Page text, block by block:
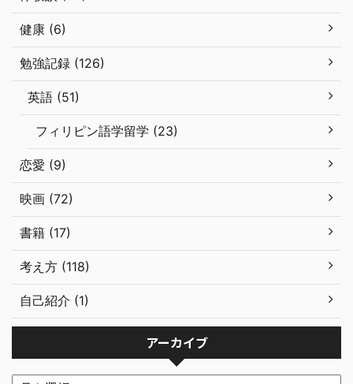
健康 (6)
勉強記録 (126)
英語 (51)
フィリピン語学留学 (23)
恋愛 (9)
映画 (72)
書籍 (17)
考え方 (118)
自己紹介 (1)
アーカイブ